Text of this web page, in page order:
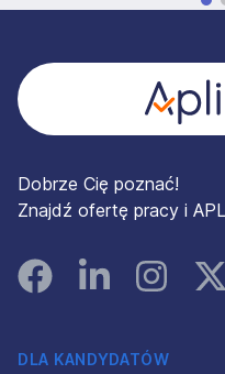
Dobrze Cię poznać!
Znajdź ofertę pracy i
FacebookLinked InInstagram
DLA KANDYDATÓW